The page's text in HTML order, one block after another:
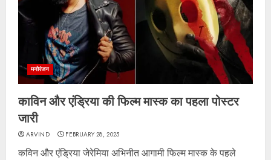
मनोरंजन
काविन और एंड्रिया की फिल्म मास्क का पहला पोस्टर
जारी
ARVIND FEBRUARY 28, 2025
कविन और एंड्रिया जेरेमिया अभिनीत आगामी फिल्म मास्क के पहले